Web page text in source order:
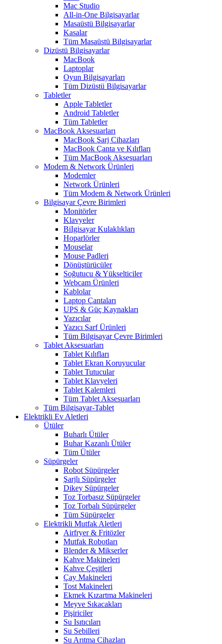
Mac Studio
All-in-One Bilgisayarlar
Masaüstü Bilgisayarlar
Kasalar
Tüm Masaüstü Bilgisayarlar
Dizüstü Bilgisayarlar
MacBook
Laptoplar
Oyun Bilgisayarları
Tüm Dizüstü Bilgisayarlar
Tabletler
Apple Tabletler
Android Tabletler
Tüm Tabletler
MacBook Aksesuarları
MacBook Şarj Cihazları
MacBook Çanta ve Kılıfları
Tüm MacBook Aksesuarları
Modem & Network Ürünleri
Modemler
Network Ürünleri
Tüm Modem & Network Ürünleri
Bilgisayar Çevre Birimleri
Monitörler
Klavyeler
BiIgisayar Kulaklıkları
Hoparlörler
Mouselar
Mouse Padleri
Dönüştürücüler
Soğutucu & Yükselticiler
Webcam Ürünleri
Kablolar
Laptop Çantaları
UPS & Güç Kaynakları
Yazıcılar
Yazıcı Sarf Ürünleri
Tüm Bilgisayar Çevre Birimleri
Tablet Aksesuarları
Tablet Kılıfları
Tablet Ekran Koruyucular
Tablet Tutucular
Tablet Klavyeleri
Tablet Kalemleri
Tüm Tablet Aksesuarları
Tüm Bilgisayar-Tablet
Elektrikli Ev Aletleri
Ütüler
Buharlı Ütüler
Buhar Kazanlı Ütüler
Tüm Ütüler
Süpürgeler
Robot Süpürgeler
Şarjlı Süpürgeler
Dikey Süpürgeler
Toz Torbasız Süpürgeler
Toz Torbalı Süpürgeler
Tüm Süpürgeler
Elektrikli Mutfak Aletleri
Airfryer & Fritözler
Mutfak Robotları
Blender & Mikserler
Kahve Makineleri
Kahve Çeşitleri
Çay Makineleri
Tost Makineleri
Ekmek Kızartma Makineleri
Meyve Sıkacakları
Pişiriciler
Su Isıtıcıları
Su Sebilleri
Su Arıtma Cihazları